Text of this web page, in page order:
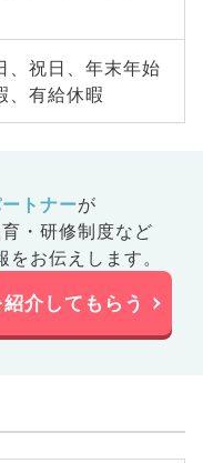
、祝日、年末年始
、有給休暇
トナーが
・研修制度など
お伝えします。
介してもらう